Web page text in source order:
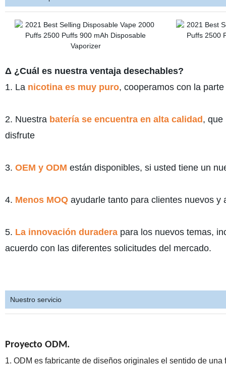
Δ ¿Cuál es nuestra ventaja desechables?
1. Lanicotina es muy puro, cooperamos con la
2. Nuestrabatería se encuentra en alta calidad , que
disfrute
3. OEM y ODM están disponibles, si usted tiene un
4. Menos MOQayudarle tanto para clientes nuevos y
5. La innovación duraderapara los nuevos temas,
acuerdo con las diferentes solicitudes del mercado.
Nuestro servicio
Proyecto ODM.
1. ODM es fabricante de diseños originales el sentido de